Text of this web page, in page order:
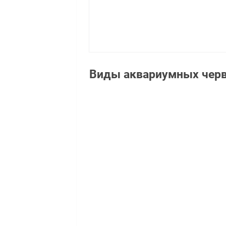
Виды аквариумных